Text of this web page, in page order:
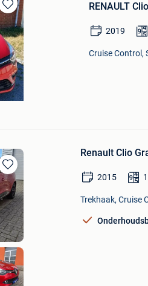
RENAULT
2019
Cruise Control,
Renault Clio
2015
Trekhaak, Cruise